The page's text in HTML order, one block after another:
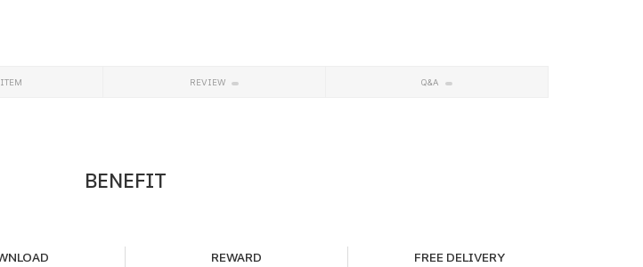
ITEM REVIEW Q&A
BENEFIT
REWARD FREE DELIVERY